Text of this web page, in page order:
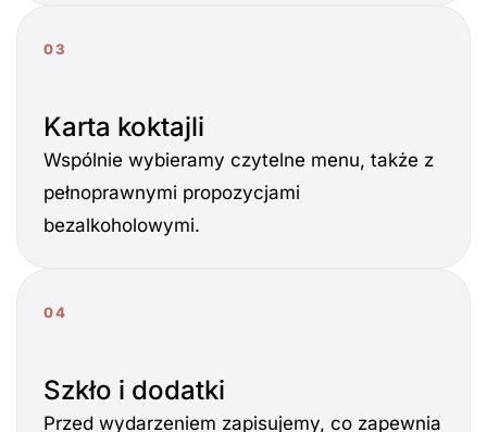
03
Karta koktajli
Wspólnie wybieramy czytelne menu, także z
pełnoprawnymi propozycjami
bezalkoholowymi.
04
Szkło i dodatki
Przed wydarzeniem zapisujemy, co zapewnia